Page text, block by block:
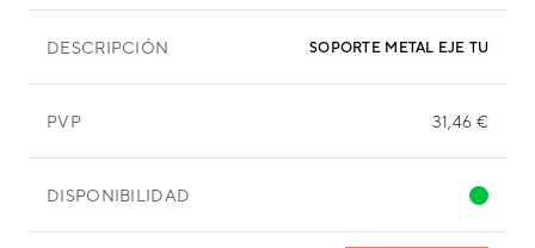
DESCRIPCIÓN SOPORTE METAL EJE TURBINA
PVP 31,46 €
DISPONIBILIDAD